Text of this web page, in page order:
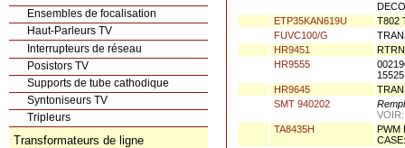
Ensembles de focalisation
Haut-Parleurs TV
Interrupteurs de réseau
Posistors TV
Supports de tube cathodique
Syntoniseurs TV
Tripleurs
Transformateurs de ligne
ETP35KAN619U
T802
FUVC100/G
HR9451
HR9555
HR9645
SMT 940202